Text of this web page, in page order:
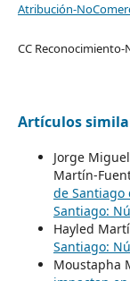
Atribución-
CC Reconocimiento-
Artículos
Jorge
Martín-
de Santiago
Santiago:
Hayled
Santiago:
Moustapha